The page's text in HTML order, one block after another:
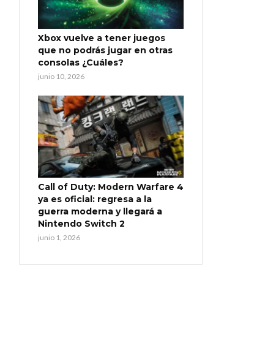
Xbox vuelve a tener juegos
que no podrás jugar en otras
consolas ¿Cuáles?
junio 10, 2026
Call of Duty: Modern Warfare 4
ya es oficial: regresa a la
guerra moderna y llegará a
Nintendo Switch 2
junio 1, 2026